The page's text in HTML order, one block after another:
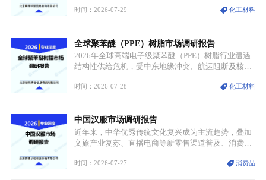
需格局重构、价值体系重估的新阶段。钼是典型难熔
贯穿传统工业、高端制造、军工、新能源等多个核心
产业，成为现代工业体系中不可或缺的基础材料。
时间：2026-07-29 化工材料
全球聚苯醚（PPE）树脂市场调研报告
2026年全球高端电子级聚苯醚（PPE）树脂行业遭遇
结构性供给危机，受中东地缘冲突、航运阻断及核心
停产，行业长期维持寡头垄断的供应链格局彻底瓦
价无市”的供给真空，并沿高频覆铜板、PCB电路板向
AI服务器、5G基站等高端电子终端持续传导，全产业
链生产、成本、交付均承受巨大压力。
时间：2026-07-28 化工材料
中国汉服市场调研报告
近年来，中华优秀传统文化复兴成为主流趋势，叠加
文旅产业复苏、直播电商等新零售渠道普及、消费群
服不再局限于传统节日、古风活动等小众场景，逐步
时间：2026-07-27 消费品